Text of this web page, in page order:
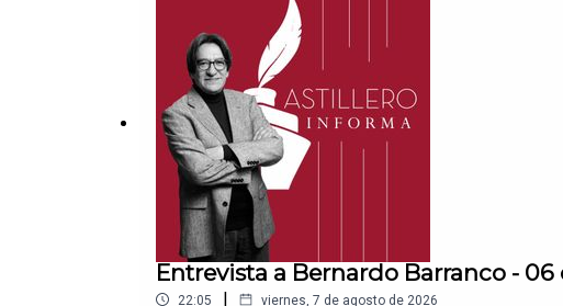
Entrevista a Bernardo Barranco -
22:05 | viernes, 7 de agosto de 2026